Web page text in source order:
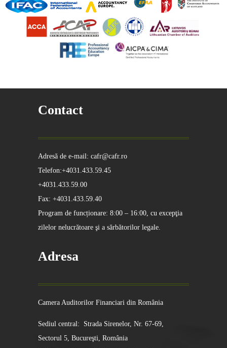
Contact
Adresă de e-mail: cafr@cafr.ro
Telefon:+4031.433.59.45
+4031.433.59.00
Fax: +4031.433.59.40
Program de funcționare: 8:00 – 16:00, cu excepţia
zilelor nelucrătoare şi a sărbătorilor legale.
Adresa
Camera Auditorilor Financiari din România
Sediul central: Strada Sirenelor, Nr. 67-69,
Sectorul 5, Bucureşti, România